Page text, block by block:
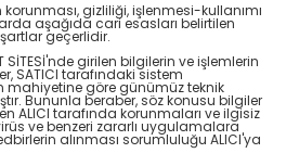
korunması, gizliliği, işlenmesi-kullanımı
aşağıda cari esasları belirtilen
geçerlidir.
SİTESİ'nde girilen bilgilerin ve işlemlerin
SATICI tarafındaki sistem
mahiyetine göre günümüz teknik
Bununla beraber, söz konusu bilgiler
ALICI tarafında korunmaları ve ilgisiz
ve benzeri zararlı uygulamalara
alınması sorumluluğu ALICI'ya